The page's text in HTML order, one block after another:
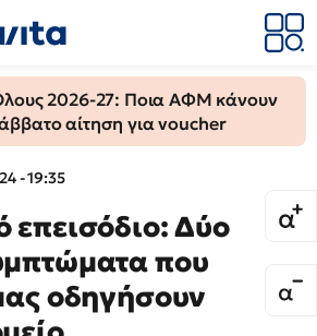
2026-27: Ποια ΑΦΜ κάνουν
αίτηση για voucher
- 19:35
επεισόδιο: Δύο
που
οδηγήσουν